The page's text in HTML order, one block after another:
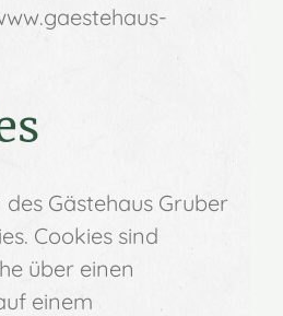
Gästehaus Gruber
Cookies sind
über einen
einem